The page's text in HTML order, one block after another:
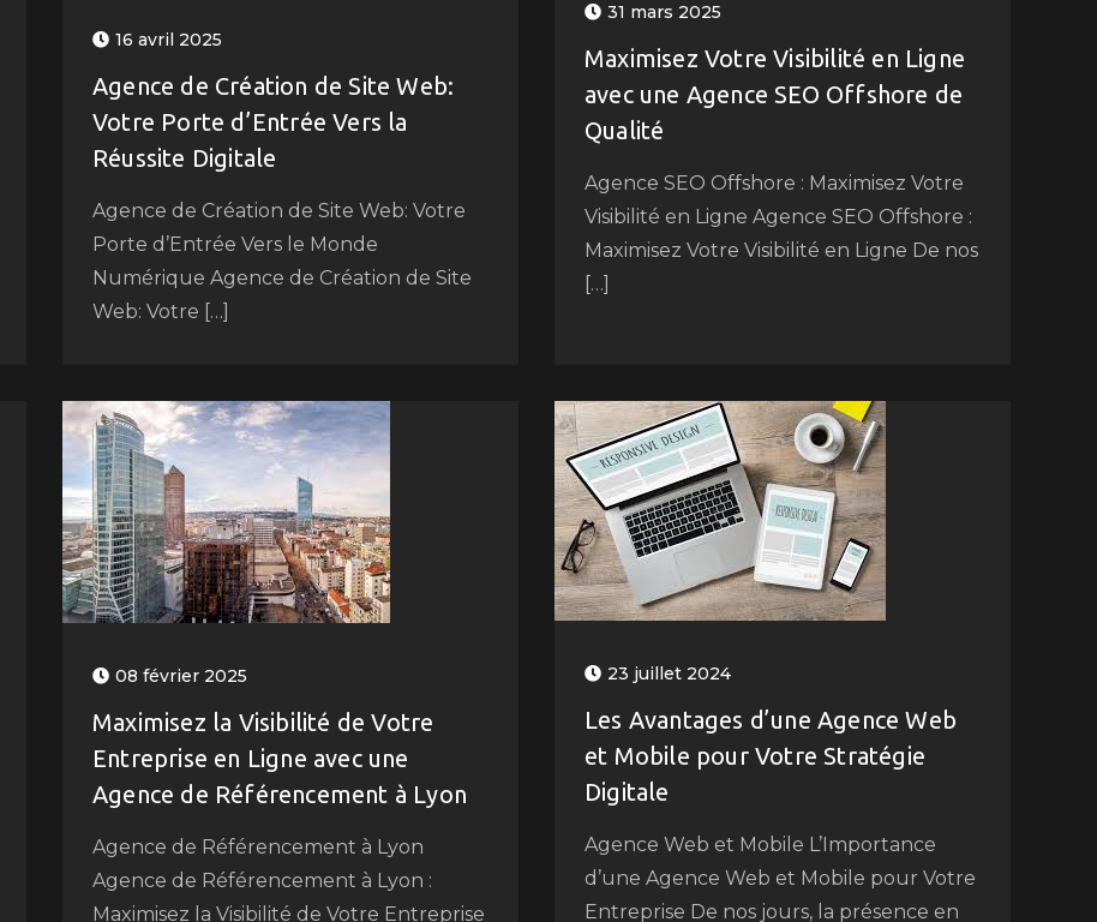
16 avril 2025
Agence de Création de Site Web:
Votre Porte d’Entrée Vers la
Réussite Digitale
Agence de Création de Site Web: Votre
Porte d’Entrée Vers le Monde
Numérique Agence de Création de Site
Web: Votre […]
31 mars 2025
Maximisez Votre Visibilité en Ligne
avec une Agence SEO Offshore de
Qualité
Agence SEO Offshore : Maximisez Votre
Visibilité en Ligne Agence SEO Offshore :
Maximisez Votre Visibilité en Ligne De nos
[…]
08 février 2025
Maximisez la Visibilité de Votre
Entreprise en Ligne avec une
Agence de Référencement à Lyon
Agence de Référencement à Lyon
Agence de Référencement à Lyon :
Maximisez la Visibilité de Votre Entreprise
23 juillet 2024
Les Avantages d’une Agence Web
et Mobile pour Votre Stratégie
Digitale
Agence Web et Mobile L’Importance
d’une Agence Web et Mobile pour Votre
Entreprise De nos jours, la présence en